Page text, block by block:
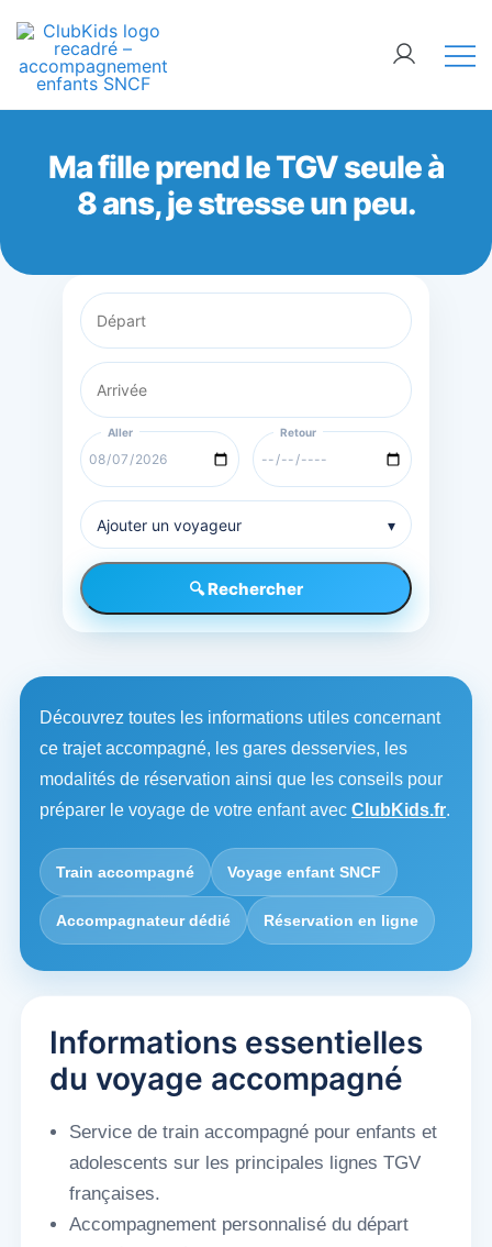
content
ClubKids
Ma fille prend le TGV seule à
8 ans, je stresse un peu.
Ajouter un voyageur ▾
🔍 Rechercher
Découvrez toutes les informations utiles concernant
ce trajet accompagné, les gares desservies, les
modalités de réservation ainsi que les conseils pour
préparer le voyage de votre enfant avec ClubKids.fr.
Train accompagné Voyage enfant SNCF
Accompagnateur dédié Réservation en ligne
Informations essentielles
du voyage accompagné
Service de train accompagné pour enfants et
adolescents sur les principales lignes TGV
françaises.
Accompagnement personnalisé du départ
🚨 Nos accompagnements sont pris d’assaut.
Réservez dès maintenant !